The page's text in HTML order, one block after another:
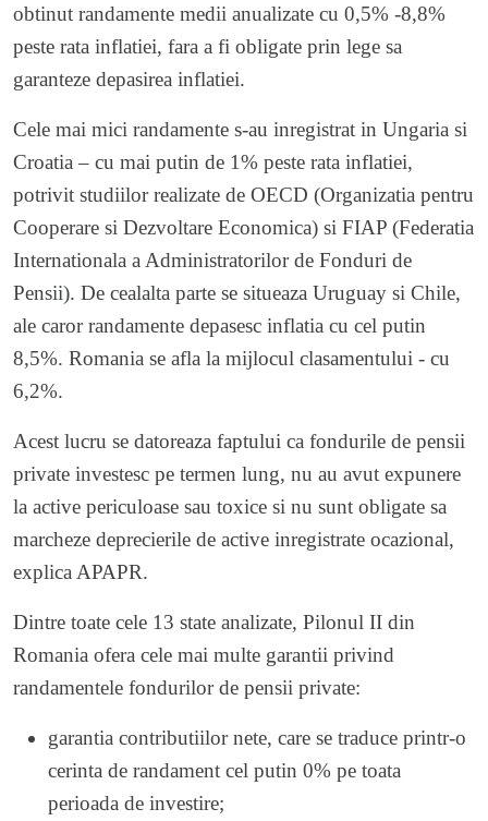
obtinut randamente medii anualizate cu 0,5% -8,8%
peste rata inflatiei, fara a fi obligate prin lege sa
garanteze depasirea inflatiei.
Cele mai mici randamente s-au inregistrat in Ungaria si
Croatia – cu mai putin de 1% peste rata inflatiei,
potrivit studiilor realizate de OECD (Organizatia pentru
Cooperare si Dezvoltare Economica) si FIAP (Federatia
Internationala a Administratorilor de Fonduri de
Pensii). De cealalta parte se situeaza Uruguay si Chile,
ale caror randamente depasesc inflatia cu cel putin
8,5%. Romania se afla la mijlocul clasamentului - cu
6,2%.
Acest lucru se datoreaza faptului ca fondurile de pensii
private investesc pe termen lung, nu au avut expunere
la active periculoase sau toxice si nu sunt obligate sa
marcheze deprecierile de active inregistrate ocazional,
explica APAPR.
Dintre toate cele 13 state analizate, Pilonul II din
Romania ofera cele mai multe garantii privind
randamentele fondurilor de pensii private:
garantia contributiilor nete, care se traduce printr-o
cerinta de randament cel putin 0% pe toata
perioada de investire;